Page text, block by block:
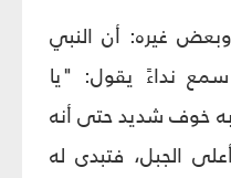
غيره: أن النبي
سمع نداءً يقول: "يا
خوف شديد حتى أنه
الجبل، فتبدى له